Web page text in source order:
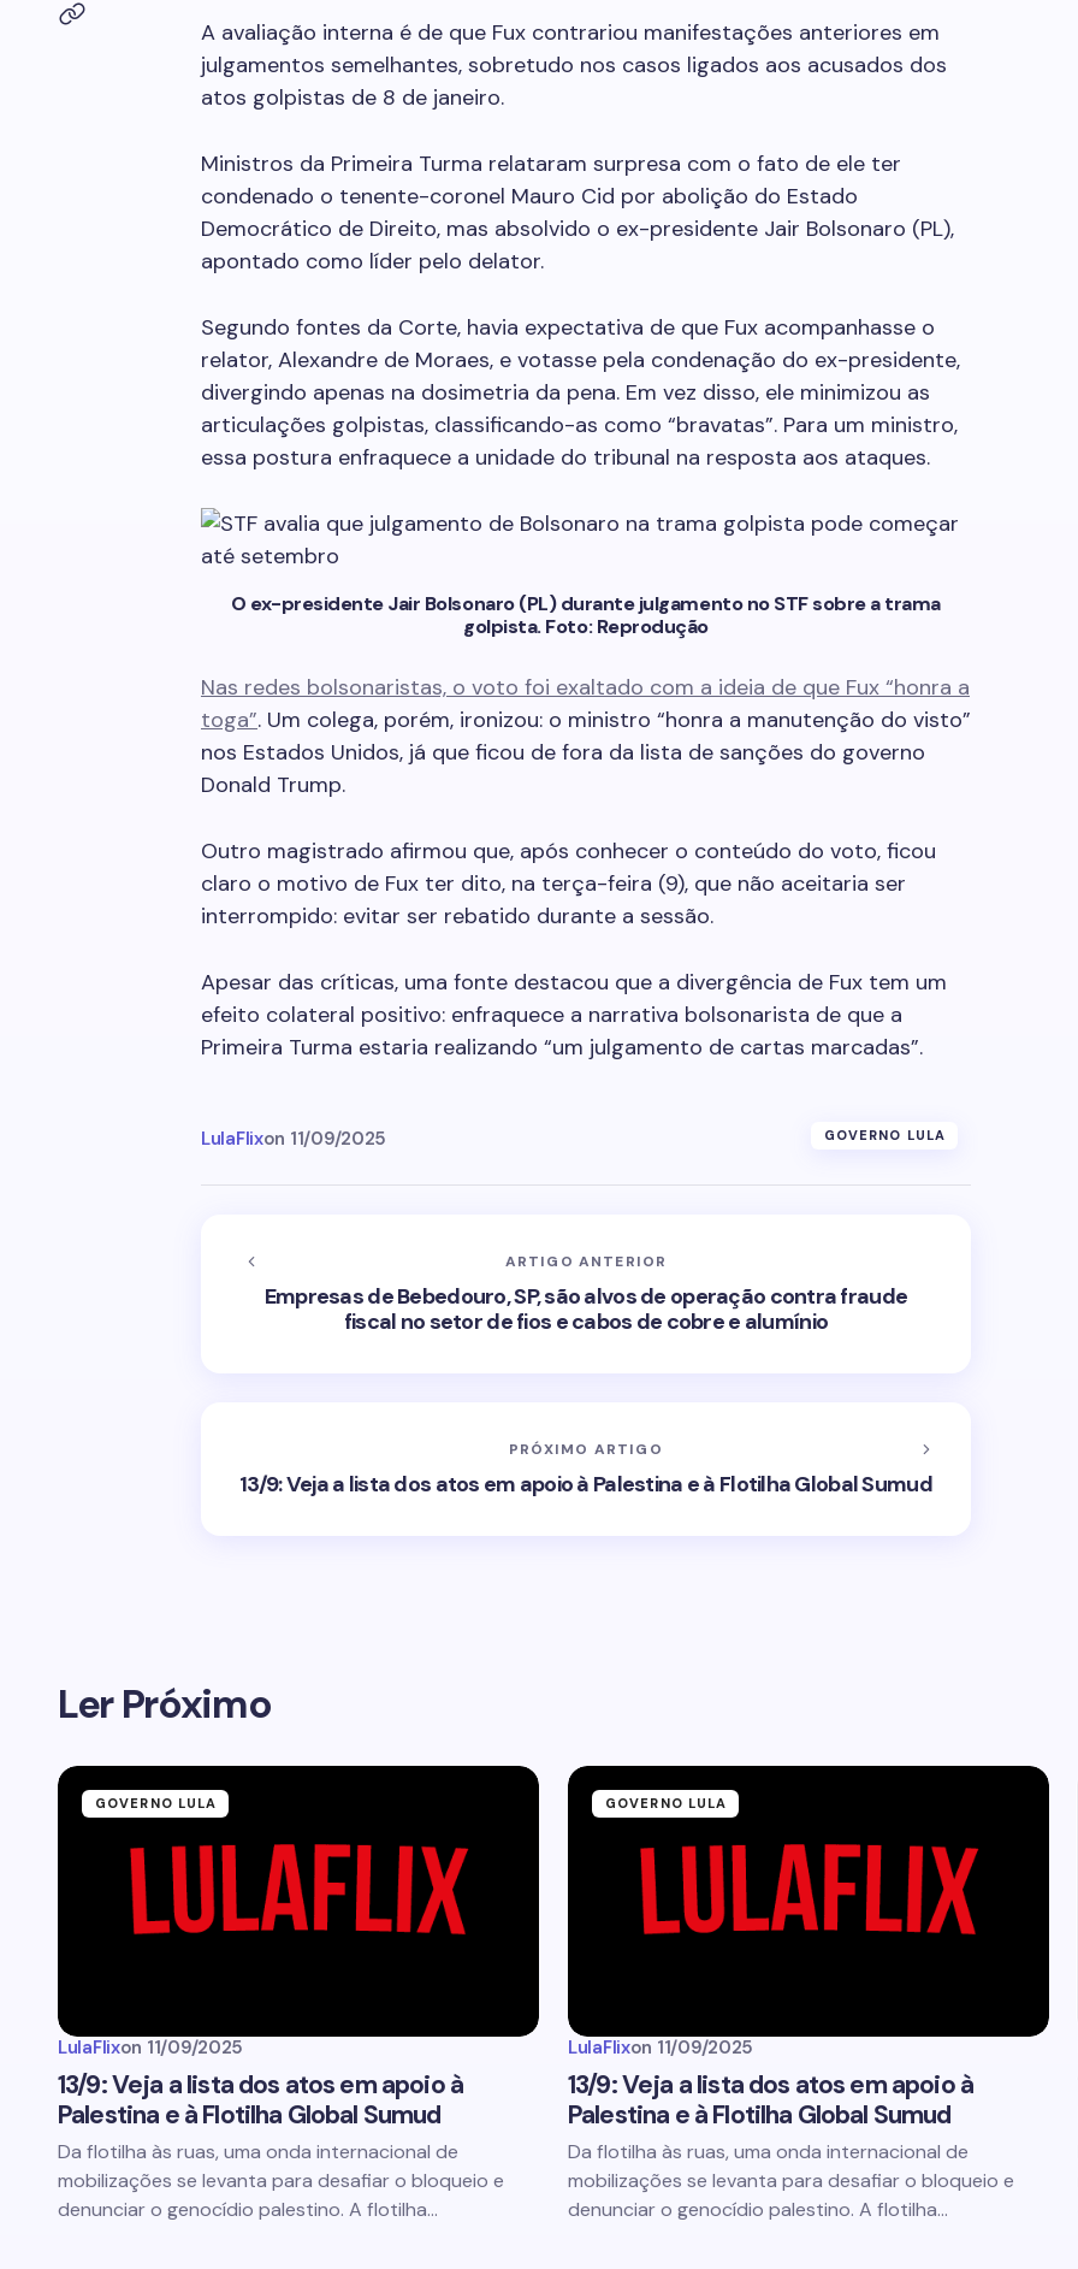
A avaliação interna é de que Fux contrariou manifestações anteriores em
julgamentos semelhantes, sobretudo nos casos ligados aos acusados dos
atos golpistas de 8 de janeiro.
Ministros da Primeira Turma relataram surpresa com o fato de ele ter
condenado o tenente-coronel Mauro Cid por abolição do Estado
Democrático de Direito, mas absolvido o ex-presidente Jair Bolsonaro (PL),
apontado como líder pelo delator.
Segundo fontes da Corte, havia expectativa de que Fux acompanhasse o
relator, Alexandre de Moraes, e votasse pela condenação do ex-presidente,
divergindo apenas na dosimetria da pena. Em vez disso, ele minimizou as
articulações golpistas, classificando-as como “bravatas”. Para um ministro,
essa postura enfraquece a unidade do tribunal na resposta aos ataques.
O ex-presidente Jair Bolsonaro (PL) durante julgamento no STF sobre a trama
golpista. Foto: Reprodução
Nas redes bolsonaristas, o voto foi exaltado com a ideia de que Fux “honra a
toga”. Um colega, porém, ironizou: o ministro “honra a manutenção do visto”
nos Estados Unidos, já que ficou de fora da lista de sanções do governo
Donald Trump.
Outro magistrado afirmou que, após conhecer o conteúdo do voto, ficou
claro o motivo de Fux ter dito, na terça-feira (9), que não aceitaria ser
interrompido: evitar ser rebatido durante a sessão.
Apesar das críticas, uma fonte destacou que a divergência de Fux tem um
efeito colateral positivo: enfraquece a narrativa bolsonarista de que a
Primeira Turma estaria realizando “um julgamento de cartas marcadas”.
LulaFlixon 11/09/2025 GOVERNO LULA
ARTIGO ANTERIOR
Empresas de Bebedouro, SP, são alvos de operação contra fraude
fiscal no setor de fios e cabos de cobre e alumínio
PRÓXIMO ARTIGO
13/9: Veja a lista dos atos em apoio à Palestina e à Flotilha Global Sumud
Ler Próximo
GOVERNO LULA
LulaFlixon 11/09/2025
13/9: Veja a lista dos atos em apoio à
Palestina e à Flotilha Global Sumud
Da flotilha às ruas, uma onda internacional de
mobilizações se levanta para desafiar o bloqueio e
denunciar o genocídio palestino. A flotilha…
GOVERNO LULA
LulaFlixon 11/09/2025
13/9: Veja a lista dos atos em apoio à
Palestina e à Flotilha Global Sumud
Da flotilha às ruas, uma onda internacional de
mobilizações se levanta para desafiar o bloqueio e
denunciar o genocídio palestino. A flotilha…